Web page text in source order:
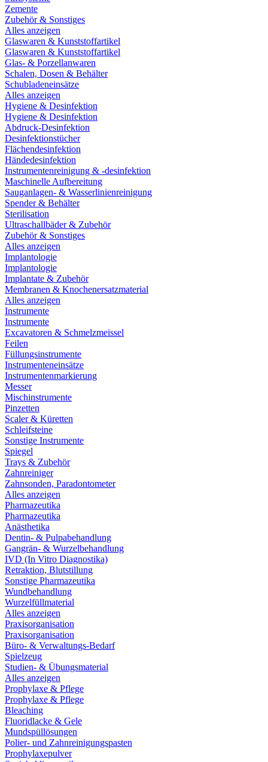
Zemente
Zubehör & Sonstiges
Alles anzeigen
Glaswaren & Kunststoffartikel
Glaswaren & Kunststoffartikel
Glas- & Porzellanwaren
Schalen, Dosen & Behälter
Schubladeneinsätze
Alles anzeigen
Hygiene & Desinfektion
Hygiene & Desinfektion
Abdruck-Desinfektion
Desinfektionstücher
Flächendesinfektion
Händedesinfektion
Instrumentenreinigung & -desinfektion
Maschinelle Aufbereitung
Sauganlagen- & Wasserlinienreinigung
Spender & Behälter
Sterilisation
Ultraschallbäder & Zubehör
Zubehör & Sonstiges
Alles anzeigen
Implantologie
Implantologie
Implantate & Zubehör
Membranen & Knochenersatzmaterial
Alles anzeigen
Instrumente
Instrumente
Excavatoren & Schmelzmeissel
Feilen
Füllungsinstrumente
Instrumenteneinsätze
Instrumentenmarkierung
Messer
Mischinstrumente
Pinzetten
Scaler & Küretten
Schleifsteine
Sonstige Instrumente
Spiegel
Trays & Zubehör
Zahnreiniger
Zahnsonden, Paradontometer
Alles anzeigen
Pharmazeutika
Pharmazeutika
Anästhetika
Dentin- & Pulpabehandlung
Gangrän- & Wurzelbehandlung
IVD (In Vitro Diagnostika)
Retraktion, Blutstillung
Sonstige Pharmazeutika
Wundbehandlung
Wurzelfüllmaterial
Alles anzeigen
Praxisorganisation
Praxisorganisation
Büro- & Verwaltungs-Bedarf
Spielzeug
Studien- & Übungsmaterial
Alles anzeigen
Prophylaxe & Pflege
Prophylaxe & Pflege
Bleaching
Fluoridlacke & Gele
Mundspüllösungen
Polier- und Zahnreinigungspasten
Prophylaxepulver